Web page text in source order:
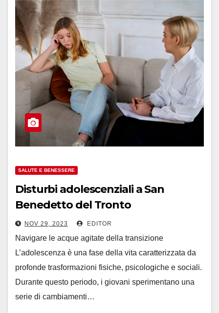
SALUTE E BENESSERE
Disturbi adolescenziali a San
Benedetto del Tronto
NOV 29, 2023 EDITOR
Navigare le acque agitate della transizione
L’adolescenza è una fase della vita caratterizzata da
profonde trasformazioni fisiche, psicologiche e sociali.
Durante questo periodo, i giovani sperimentano una
serie di cambiamenti…